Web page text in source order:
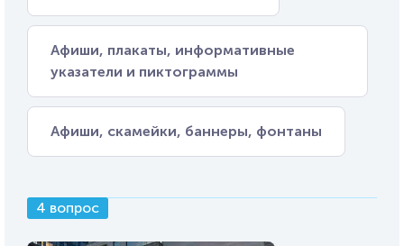
Афиши, плакаты, информативные
указатели и пиктограммы
Афиши, скамейки, баннеры, фонтаны
4 вопрос